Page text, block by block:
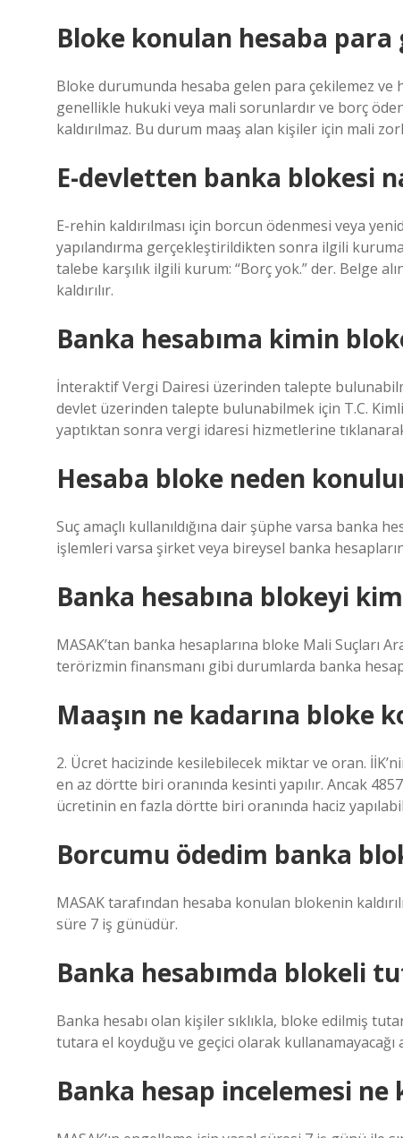
Bloke konulan hesaba para
Bloke durumunda hesaba gelen para çekilemez
genellikle hukuki veya mali sorunlardır ve borç
kaldırılmaz. Bu durum maaş alan kişiler için mali
E-devletten banka blokesi
E-rehin kaldırılması için borcun ödenmesi veya
yapılandırma gerçekleştirildikten sonra ilgili
talebe karşılık ilgili kurum: “Borç yok.” der. Belge
kaldırılır.
Banka hesabıma kimin
İnteraktif Vergi Dairesi üzerinden talepte
devlet üzerinden talepte bulunabilmek için T.C.
yaptıktan sonra vergi idaresi hizmetlerine
Hesaba bloke neden
Suç amaçlı kullanıldığına dair şüphe varsa banka
işlemleri varsa şirket veya bireysel banka
Banka hesabına blokeyi
MASAK’tan banka hesaplarına bloke Mali Suçları
terörizmin finansmanı gibi durumlarda banka
Maaşın ne kadarına bloke
2. Ücret hacizinde kesilebilecek miktar ve oran.
en az dörtte biri oranında kesinti yapılır. Ancak
ücretinin en fazla dörtte biri oranında haciz
Borcumu ödedim banka
MASAK tarafından hesaba konulan blokenin
süre 7 iş günüdür.
Banka hesabımda blokeli
Banka hesabı olan kişiler sıklıkla, bloke edilmiş
tutara el koyduğu ve geçici olarak kullanamayacağı
Banka hesap incelemesi ne